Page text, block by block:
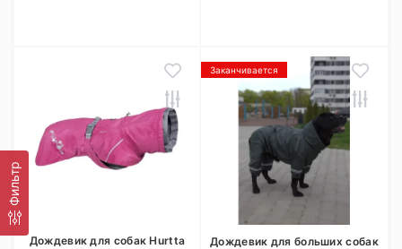
Фильтр
Дождевик для собак Hurtta
Заканчивается
Дождевик для больших собак